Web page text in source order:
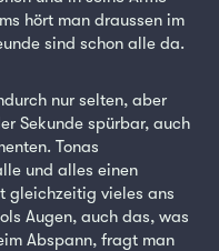
hört man draussen im
sind schon alle da.
nur selten, aber
Sekunde spürbar, auch
Tonas
und alles einen
gleichzeitig vieles ans
Augen, auch das, was
Abspann, fragt man